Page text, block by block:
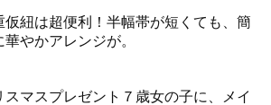
仮紐は超便利！半幅帯が短くても、簡
華やかアレンジが。
スマスプレゼント７歳女の子に、メイ